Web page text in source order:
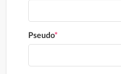
Pseudo*